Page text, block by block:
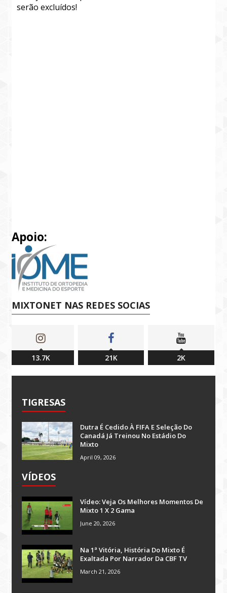
serão excluídos!
Apoio:
MIXTONET NAS REDES SOCIAS
13.7K 21K 2K
TIGRESAS
Dutra É Cedido À FIFA E Seleção Do
Canadá Já Treinou No Estádio Do
Mixto
April 09, 2026
VÍDEOS
Vídeo: Veja Os Melhores Momentos De
Mixto 1 X 2 Gama
June 20, 2026
Na 1ª Vitória, História Do Mixto É
Exaltada Por Narrador Da CBF TV
March 21, 2026